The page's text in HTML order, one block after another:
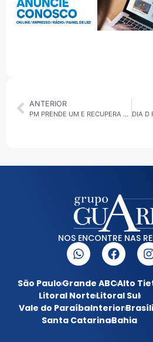
ANTERIOR
PM PRENDE UM E RECUPERA MAIS DE 100 CELULARES ROUBADOS EM ITAQUAQUECETUBA
NOS ENCONTRE NAS
São PauloGrande ABCAlto
Litoral NorteLitoral Sul
Vale do ParaíbaInterior
Santa CatarinaBahia